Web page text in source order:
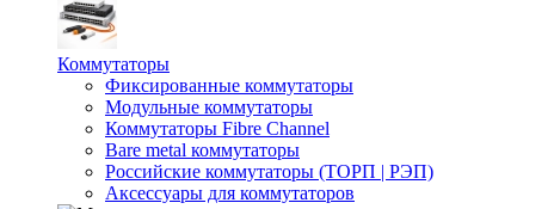
Коммутаторы
Фиксированные коммутаторы
Модульные коммутаторы
Коммутаторы Fibre Channel
Bare metal коммутаторы
Российские коммутаторы (ТОРП | РЭП)
Аксессуары для коммутаторов